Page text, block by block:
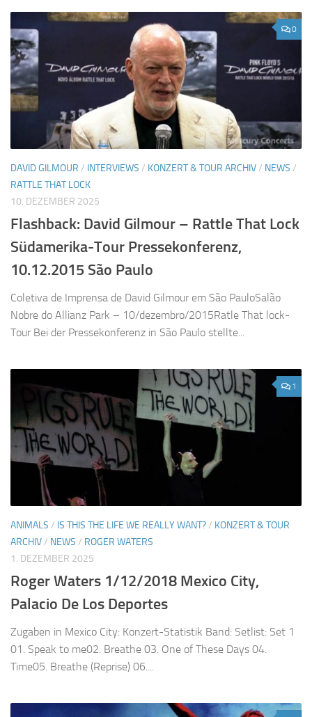
0
DAVID GILMOUR / INTERVIEWS / KONZERT & TOUR ARCHIV/ NEWS /
RATTLE THAT LOCK
10. DEZEMBER 2025
Flashback: David Gilmour – Rattle That Lock
Südamerika-Tour Pressekonferenz,
10.12.2015 São Paulo
Coletiva de Imprensa de David Gilmour em São PauloSalão
Nobre do Allianz Park – 10/dezembro/2015Ratle That lock-
Tour Bei der Pressekonferenz in São Paulo stellte...
1
ANIMALS / IS THIS THE LIFE WE REALLY WANT?/ KONZERT & TOUR
ARCHIV/ NEWS / ROGER WATERS
1. DEZEMBER 2025
Roger Waters 1/12/2018 Mexico City,
Palacio De Los Deportes
Zugaben in Mexico City: Konzert-Statistik Band: Setlist: Set 1
01. Speak to me02. Breathe 03. One of These Days 04.
Time05. Breathe (Reprise) 06....